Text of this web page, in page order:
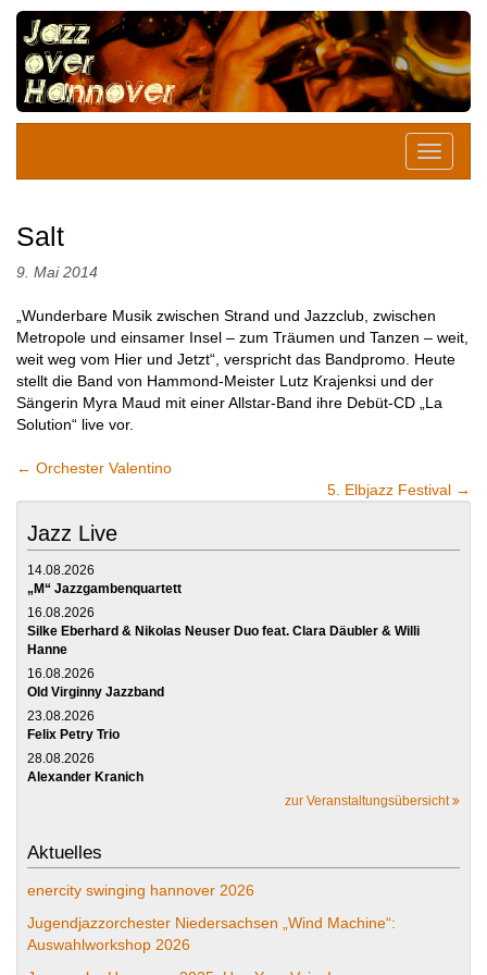
Salt
9. Mai 2014
„Wunderbare Musik zwischen Strand und Jazzclub, zwischen
Metropole und einsamer Insel – zum Träumen und Tanzen – weit,
weit weg vom Hier und Jetzt“, verspricht das Bandpromo. Heute
stellt die Band von Hammond-Meister Lutz Krajenksi und der
Sängerin Myra Maud mit einer Allstar-Band ihre Debüt-CD „La
Solution“ live vor.
← Orchester Valentino
5. Elbjazz Festival →
Jazz Live
14.08.2026
„M“ Jazzgambenquartett
16.08.2026
Silke Eberhard & Nikolas Neuser Duo feat. Clara Däubler & Willi
Hanne
16.08.2026
Old Virginny Jazzband
23.08.2026
Felix Petry Trio
28.08.2026
Alexander Kranich
zur Veranstaltungsübersicht
Aktuelles
enercity swinging hannover 2026
Jugendjazzorchester Niedersachsen „Wind Machine“:
Auswahlworkshop 2026